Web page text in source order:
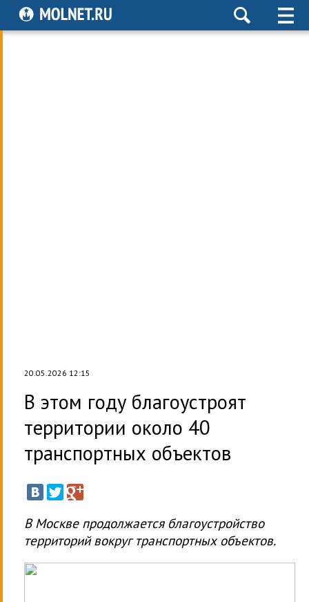
20.05.2026 12:15
В этом году благоустроят
территории около 40
транспортных объектов
В Москве продолжается благоустройство
территорий вокруг транспортных объектов.